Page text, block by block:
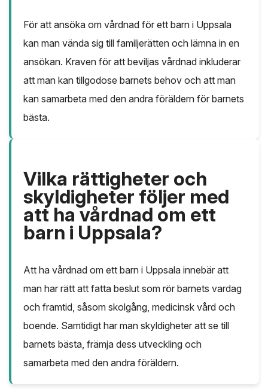
För att ansöka om vårdnad för ett barn i Uppsala
kan man vända sig till familjerätten och lämna in en
ansökan. Kraven för att beviljas vårdnad inkluderar
att man kan tillgodose barnets behov och att man
kan samarbeta med den andra föräldern för barnets
bästa.
Vilka rättigheter och
skyldigheter följer med
att ha vårdnad om ett
barn i Uppsala?
Att ha vårdnad om ett barn i Uppsala innebär att
man har rätt att fatta beslut som rör barnets vardag
och framtid, såsom skolgång, medicinsk vård och
boende. Samtidigt har man skyldigheter att se till
barnets bästa, främja dess utveckling och
samarbeta med den andra föräldern.